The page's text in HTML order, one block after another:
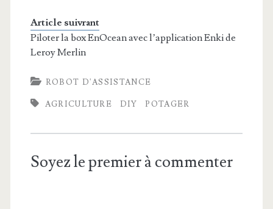
Article suivrant
Piloter la box EnOcean avec l’application Enki de
Leroy Merlin
ROBOT D'ASSISTANCE
AGRICULTURE DIY POTAGER
Soyez le premier à commenter